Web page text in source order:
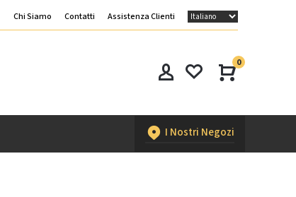
Chi Siamo Contatti Assistenza Clienti
0
I Nostri Negozi